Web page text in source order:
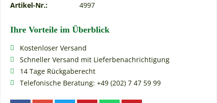
Artikel-Nr.: 4997
Ihre Vorteile im Überblick
Kostenloser Versand
Schneller Versand mit Lieferbenachrichtigung
14 Tage Rückgaberecht
Telefonische Beratung: +49 (202) 7 47 59 99